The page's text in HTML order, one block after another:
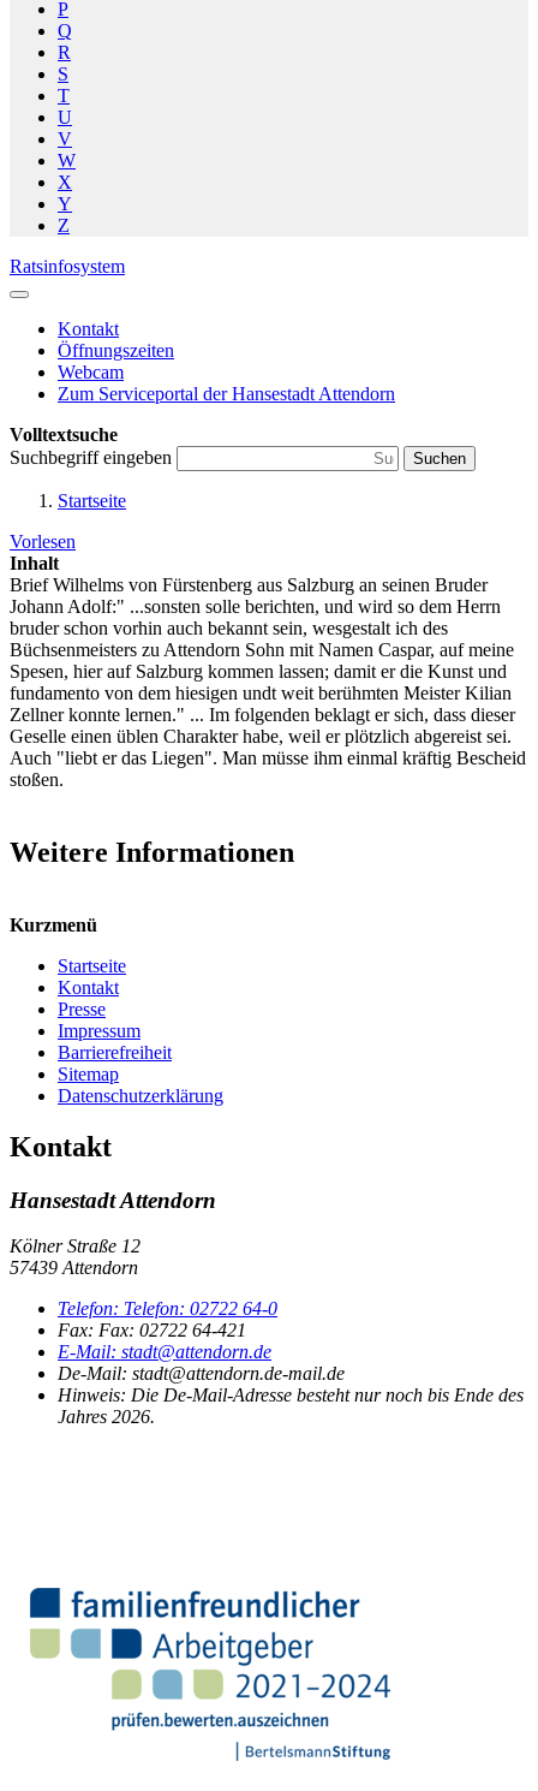
P
Q
R
S
T
U
V
W
X
Y
Z
Ratsinfosystem
Kontakt
Öffnungszeiten
Webcam
Zum Serviceportal der Hansestadt Attendorn
Volltextsuche
Suchbegriff eingeben
Suchen
Startseite
Vorlesen
Inhalt
Brief Wilhelms von Fürstenberg aus Salzburg an seinen Bruder
Johann Adolf:" ...sonsten solle berichten, und wird so dem Herrn
bruder schon vorhin auch bekannt sein, wesgestalt ich des
Büchsenmeisters zu Attendorn Sohn mit Namen Caspar, auf meine
Spesen, hier auf Salzburg kommen lassen; damit er die Kunst und
fundamento von dem hiesigen undt weit berühmten Meister Kilian
Zellner konnte lernen." ... Im folgenden beklagt er sich, dass dieser
Geselle einen üblen Charakter habe, weil er plötzlich abgereist sei.
Auch "liebt er das Liegen". Man müsse ihm einmal kräftig Bescheid
stoßen.
Weitere Informationen
Kurzmenü
Startseite
Kontakt
Presse
Impressum
Barrierefreiheit
Sitemap
Datenschutzerklärung
Kontakt
Hansestadt Attendorn
Kölner Straße 12
57439 Attendorn
Telefon: Telefon: 02722 64-0
Fax: Fax: 02722 64-421
E-Mail: stadt@attendorn.de
De-Mail: stadt@attendorn.de-mail.de
Hinweis: Die De-Mail-Adresse besteht nur noch bis Ende des
Jahres 2026.